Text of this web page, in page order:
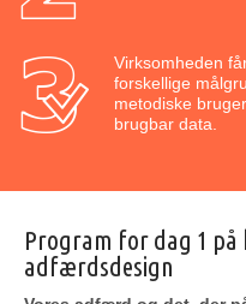
Virksomheden
forskellige
metodiske
brugbar data.
Program for dag 1
adfærdsdesign